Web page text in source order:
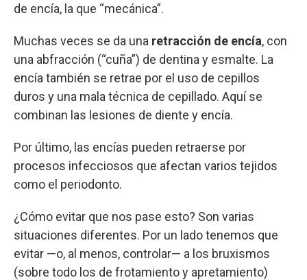
de encía, la que “mecánica”.
Muchas veces se da una retracción de encía, con
una abfracción (“cuña”) de dentina y esmalte. La
encía también se retrae por el uso de cepillos
duros y una mala técnica de cepillado. Aquí se
combinan las lesiones de diente y encía.
Por último, las encías pueden retraerse por
procesos infecciosos que afectan varios tejidos
como el periodonto.
¿Cómo evitar que nos pase esto? Son varias
situaciones diferentes. Por un lado tenemos que
evitar —o, al menos, controlar— a los bruxismos
(sobre todo los de frotamiento y apretamiento)